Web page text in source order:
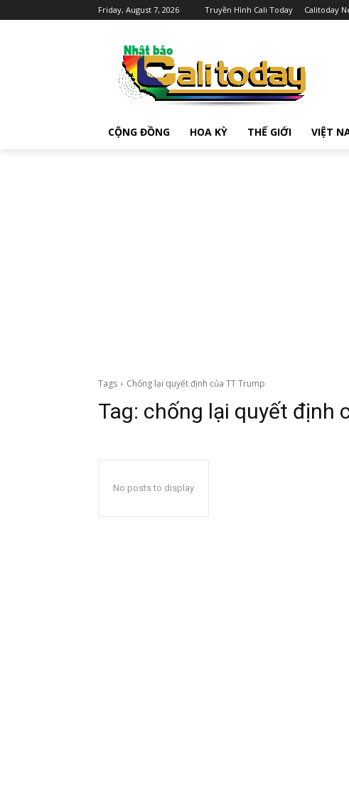
Friday, August 7, 2026 Truyền Hình Cali Today Calitoday
CỘNG ĐỒNG HOA KỲ THẾ GIỚI VIỆT
Tags Chống lại quyết định của TT Trump
Tag: chống lại quyết định
No posts to display